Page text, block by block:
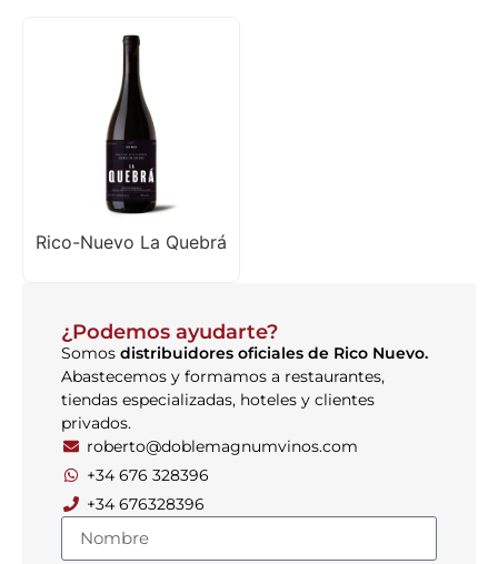
Rico-Nuevo La Quebrá
¿Podemos ayudarte?
Somos distribuidores oficiales de Rico Nuevo.
Abastecemos y formamos a restaurantes,
tiendas especializadas, hoteles y clientes
privados.
roberto@doblemagnumvinos.com
+34 676 328396
+34 676328396